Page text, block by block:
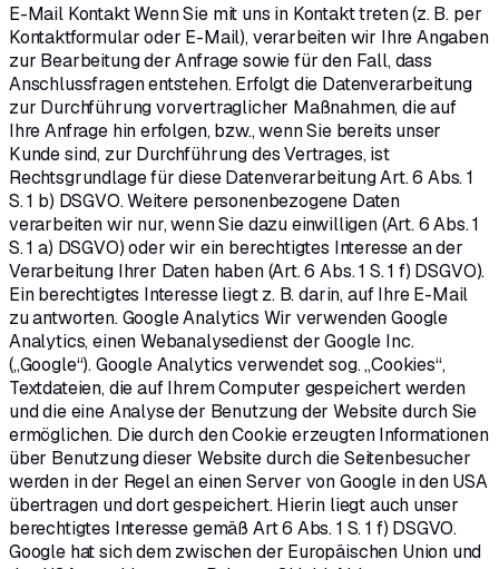
E-Mail Kontakt Wenn Sie mit uns in Kontakt treten (z. B. per
Kontaktformular oder E-Mail), verarbeiten wir Ihre Angaben
zur Bearbeitung der Anfrage sowie für den Fall, dass
Anschlussfragen entstehen. Erfolgt die Datenverarbeitung
zur Durchführung vorvertraglicher Maßnahmen, die auf
Ihre Anfrage hin erfolgen, bzw., wenn Sie bereits unser
Kunde sind, zur Durchführung des Vertrages, ist
Rechtsgrundlage für diese Datenverarbeitung Art. 6 Abs. 1
S. 1 b) DSGVO. Weitere personenbezogene Daten
verarbeiten wir nur, wenn Sie dazu einwilligen (Art. 6 Abs. 1
S. 1 a) DSGVO) oder wir ein berechtigtes Interesse an der
Verarbeitung Ihrer Daten haben (Art. 6 Abs. 1 S. 1 f) DSGVO).
Ein berechtigtes Interesse liegt z. B. darin, auf Ihre E-Mail
zu antworten. Google Analytics Wir verwenden Google
Analytics, einen Webanalysedienst der Google Inc.
(„Google“). Google Analytics verwendet sog. „Cookies“,
Textdateien, die auf Ihrem Computer gespeichert werden
und die eine Analyse der Benutzung der Website durch Sie
ermöglichen. Die durch den Cookie erzeugten Informationen
über Benutzung dieser Website durch die Seitenbesucher
werden in der Regel an einen Server von Google in den USA
übertragen und dort gespeichert. Hierin liegt auch unser
berechtigtes Interesse gemäß Art 6 Abs. 1 S. 1 f) DSGVO.
Google hat sich dem zwischen der Europäischen Union und